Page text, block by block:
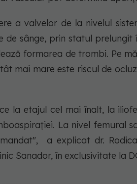
a valvelor de la nivelul
de sânge, prin statul prelungit
formarea de trombi. Pe
mai mare este riscul de
la etajul cel mai înalt, la
La nivel femural
a explicat dr.
Sanador, în exclusivitate la